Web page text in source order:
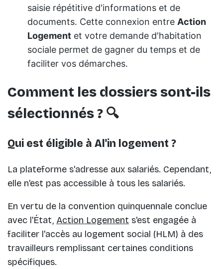
saisie répétitive d'informations et de
documents. Cette connexion entre Action
Logement et votre demande d'habitation
sociale permet de gagner du temps et de
faciliter vos démarches.
Comment les dossiers sont-ils
sélectionnés ? 🔍
Qui est éligible à Al'in logement ?
La plateforme s'adresse aux salariés. Cependant,
elle n'est pas accessible à tous les salariés.
En vertu de la convention quinquennale conclue
avec l'État, Action Logement s'est engagée à
faciliter l'accès au logement social (HLM) à des
travailleurs remplissant certaines conditions
spécifiques.